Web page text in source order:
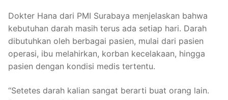
Dokter Hana dari PMI Surabaya menjelaskan bahwa
kebutuhan darah masih terus ada setiap hari. Darah
dibutuhkan oleh berbagai pasien, mulai dari pasien
operasi, ibu melahirkan, korban kecelakaan, hingga
pasien dengan kondisi medis tertentu.
“Setetes darah kalian sangat berarti buat orang lain.